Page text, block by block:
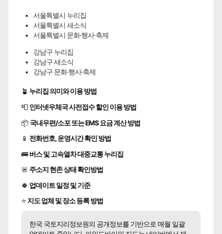
서울특별시 누리집
서울특별시 새소식
서울특별시 문화·행사·축제
강남구 누리집
강남구 새소식
강남구 문화·행사·축제
🪴 누리집 의미와 이용 방법
📮 인터넷우체국 사전접수 할인 이용 방법
📦 국내우편/소포 또는 EMS 요금 계산 방법
📱 전화번호, 운영시간 확인 방법
🚌버스 및 고속열차 대중교통 누리집
🚨 주소지 현존 상태 확인방법
🍀 업데이트 일정 및 기준
⭐ 지도 업체 및 장소 등록 방법
한국 국토지리정보원의 공개정보를 기반으로 매월 일괄